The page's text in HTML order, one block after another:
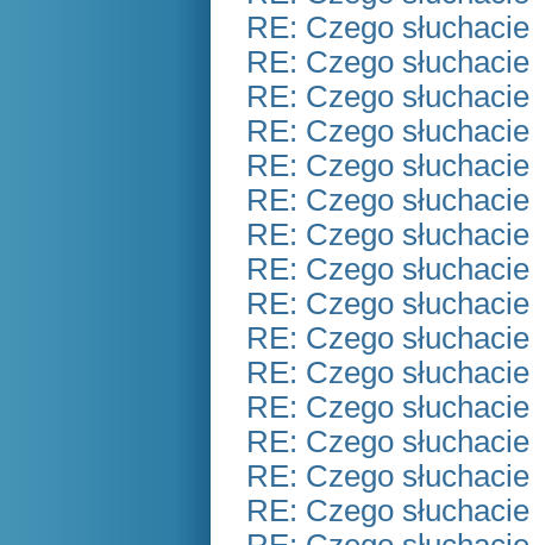
RE: Czego
RE: Czego
RE: Czego
RE: Czego
RE: Czego
RE: Czego
RE: Czego
RE: Czego
RE: Czego
RE: Czego
RE: Czego
RE: Czego
RE: Czego
RE: Czego
RE: Czego